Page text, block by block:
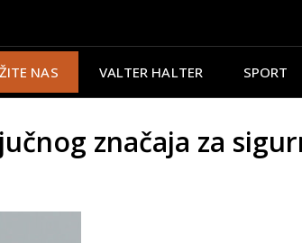
NAS VALTER HALTER SPORT
značaja za